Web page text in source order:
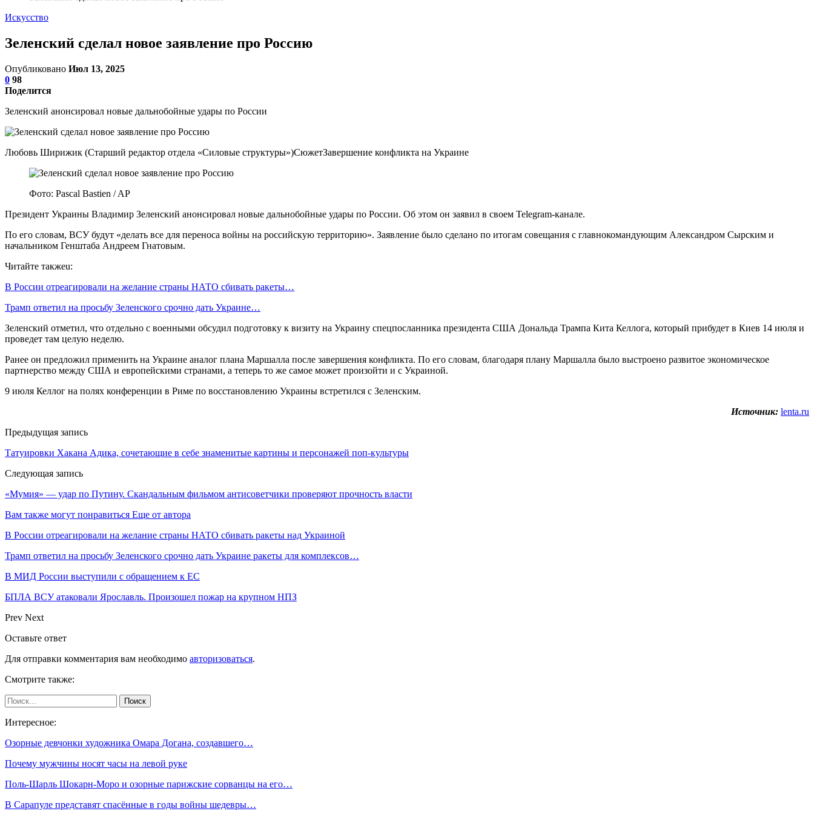
Искусство
Зеленский сделал новое заявление про Россию
Опубликовано Июл 13, 2025
0 98
Поделится
Зеленский анонсировал новые дальнобойные удары по России
Любовь Ширижик (Старший редактор отдела «Силовые структуры»)СюжетЗавершение конфликта на Украине
Фото: Pascal Bastien / AP
Президент Украины Владимир Зеленский анонсировал новые дальнобойные удары по России. Об этом он заявил в своем Telegram-канале.
По его словам, ВСУ будут «делать все для переноса войны на российскую территорию». Заявление было сделано по итогам совещания с главнокомандующим Александром Сырским и
начальником Генштаба Андреем Гнатовым.
Читайте такжеu:
В России отреагировали на желание страны НАТО сбивать ракеты…
Трамп ответил на просьбу Зеленского срочно дать Украине…
Зеленский отметил, что отдельно с военными обсудил подготовку к визиту на Украину спецпосланника президента США Дональда Трампа Кита Келлога, который прибудет в Киев 14 июля и
проведет там целую неделю.
Ранее он предложил применить на Украине аналог плана Маршалла после завершения конфликта. По его словам, благодаря плану Маршалла было выстроено развитое экономическое
партнерство между США и европейскими странами, а теперь то же самое может произойти и с Украиной.
9 июля Келлог на полях конференции в Риме по восстановлению Украины встретился с Зеленским.
Источник: lenta.ru
Предыдущая запись
Татуировки Хакана Адика, сочетающие в себе знаменитые картины и персонажей поп-культуры
Следующая запись
«Мумия» — удар по Путину. Скандальным фильмом антисоветчики проверяют прочность власти
Вам также могут понравиться Еще от автора
В России отреагировали на желание страны НАТО сбивать ракеты над Украиной
Трамп ответил на просьбу Зеленского срочно дать Украине ракеты для комплексов…
В МИД России выступили с обращением к ЕС
БПЛА ВСУ атаковали Ярославль. Произошел пожар на крупном НПЗ
Prev Next
Оставьте ответ
Для отправки комментария вам необходимо авторизоваться.
Смотрите также:
Интересное:
Озорные девчонки художника Омара Догана, создавшего…
Почему мужчины носят часы на левой руке
Поль-Шарль Шокарн-Моро и озорные парижские сорванцы на его…
В Сарапуле представят спасённые в годы войны шедевры…